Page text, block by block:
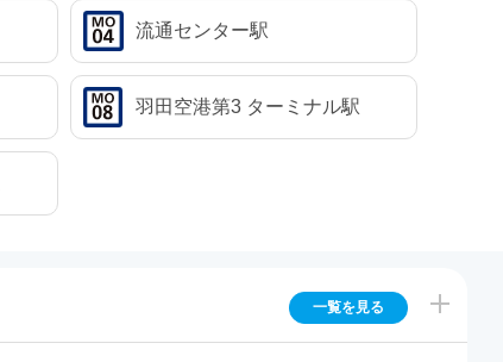
流通センター駅
羽田空港第3 ターミナル駅
一覧を見る